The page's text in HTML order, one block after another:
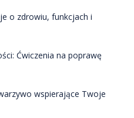
o zdrowiu, funkcjach i
Ćwiczenia na poprawę
wspierające Twoje